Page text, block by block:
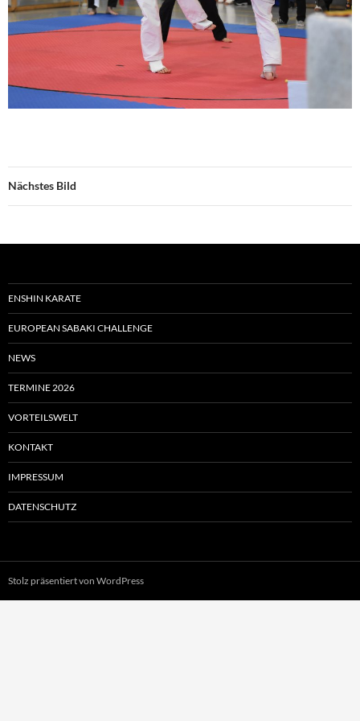
Nächstes Bild
ENSHIN KARATE
EUROPEAN SABAKI CHALLENGE
NEWS
TERMINE 2026
VORTEILSWELT
KONTAKT
IMPRESSUM
DATENSCHUTZ
Stolz präsentiert von WordPress